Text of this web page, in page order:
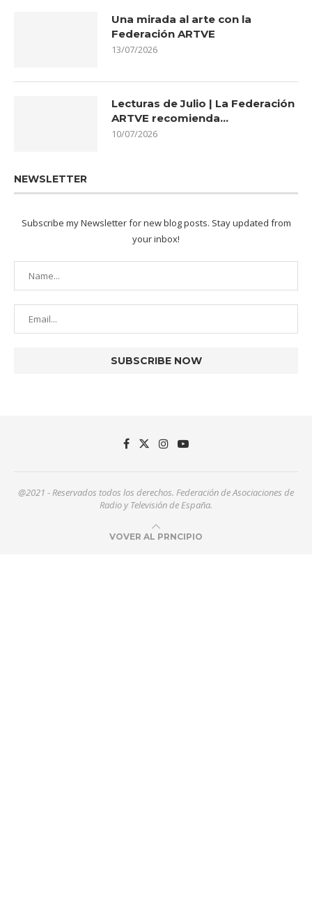
Una mirada al arte con la
Federación ARTVE
13/07/2026
Lecturas de Julio | La Federación
ARTVE recomienda…
10/07/2026
NEWSLETTER
Subscribe my Newsletter for new blog posts. Stay updated from
your inbox!
@2021 - Reservados todos los derechos. Federación de Asociaciones de
Radio y Televisión de España.
VOVER AL PRNCIPIO